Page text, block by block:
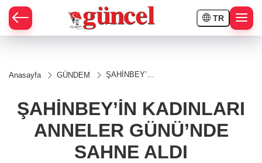
TR
Anasayfa GÜNDEM
ŞAHİNBEY’İN
GÜNÜ’NDE
SAHNE ALDI
ŞAHİNBEY’İN KADINLARI
ANNELER GÜNÜ’NDE
SAHNE ALDI